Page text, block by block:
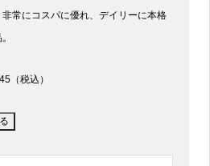
常にコスパに優れ、デイリーに本格
税込）